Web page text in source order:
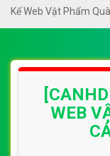
Kế Web Vật Phẩm
WEB